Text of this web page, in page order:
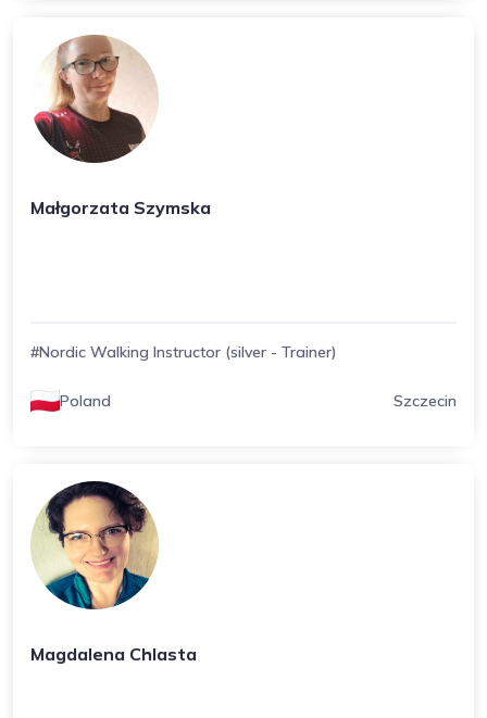
Małgorzata Szymska
#Nordic Walking Instructor (silver - Trainer)
Poland Szczecin
Magdalena Chlasta